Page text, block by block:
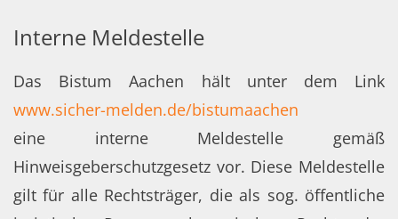
Interne Meldestelle
Das Bistum Aachen hält unter dem Link
www.sicher-melden.de/bistumaachen
eine interne Meldestelle gemäß
Hinweisgeberschutzgesetz vor. Diese Meldestelle
gilt für alle Rechtsträger, die als sog. öffentliche